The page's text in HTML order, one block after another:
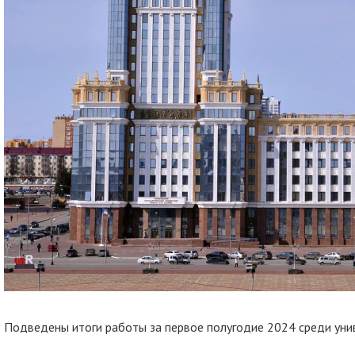
Подведены итоги работы за первое полугодие 2024 среди